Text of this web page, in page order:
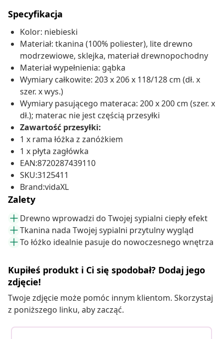
Specyfikacja
Kolor: niebieski
Materiał: tkanina (100% poliester), lite drewno
modrzewiowe, sklejka, materiał drewnopochodny
Materiał wypełnienia: gąbka
Wymiary całkowite: 203 x 206 x 118/128 cm (dł. x
szer. x wys.)
Wymiary pasującego materaca: 200 x 200 cm (szer. x
dł.); materac nie jest częścią przesyłki
Zawartość przesyłki:
1 x rama łóżka z zanóżkiem
1 x płyta zagłówka
EAN:8720287439110
SKU:3125411
Brand:vidaXL
Zalety
Drewno wprowadzi do Twojej sypialni ciepły efekt
Tkanina nada Twojej sypialni przytulny wygląd
To łóżko idealnie pasuje do nowoczesnego wnętrza
Kupiłeś produkt i Ci się spodobał? Dodaj jego
zdjęcie!
Twoje zdjęcie może pomóc innym klientom. Skorzystaj
z poniższego linku, aby zacząć.